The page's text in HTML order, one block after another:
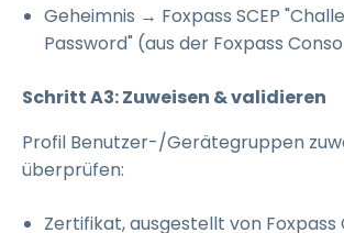
Geheimnis → Foxpass SCEP
Password" (aus der Foxpass
Schritt A3: Zuweisen & validieren
Profil Benutzer-/Gerätegruppen
überprüfen:
Zertifikat, ausgestellt von Foxpass